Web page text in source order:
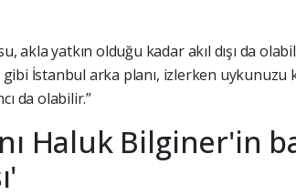
akla yatkın olduğu kadar akıl dışı da
İstanbul arka planı, izlerken uykunuzu
da olabilir.”
Haluk Bilginer'in